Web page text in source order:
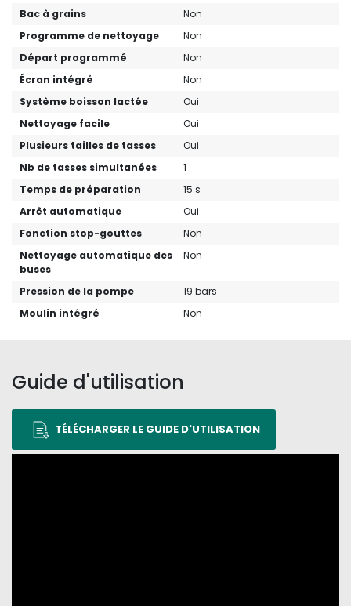
Bac à grains
Non
Programme de nettoyage
Non
Départ programmé
Non
Écran intégré
Non
Système boisson lactée
Oui
Nettoyage facile
Oui
Plusieurs tailles de tasses
Oui
Nb de tasses simultanées
1
Temps de préparation
15 s
Arrêt automatique
Oui
Fonction stop-gouttes
Non
Nettoyage automatique des
buses
Non
Pression de la pompe
19 bars
Moulin intégré
Non
Guide d'utilisation
TÉLÉCHARGER LE GUIDE D'UTILISATION